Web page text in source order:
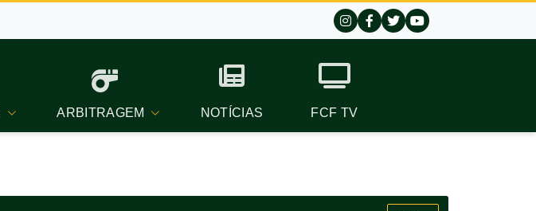
ARBITRAGEM NOTÍCIAS FCF TV